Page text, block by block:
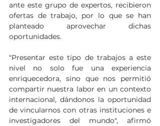
ante este grupo de expertos, recibieron
ofertas de trabajo, por lo que se han
planteado aprovechar dichas
oportunidades.
"Presentar este tipo de trabajos a este
nivel no solo fue una experiencia
enriquecedora, sino que nos permitió
compartir nuestra labor en un contexto
internacional, dándonos la oportunidad
de vincularnos con otras instituciones e
investigadores del mundo", afirmó